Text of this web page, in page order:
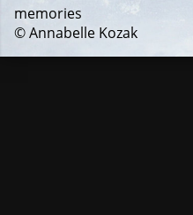
memories
© Annabelle Kozak